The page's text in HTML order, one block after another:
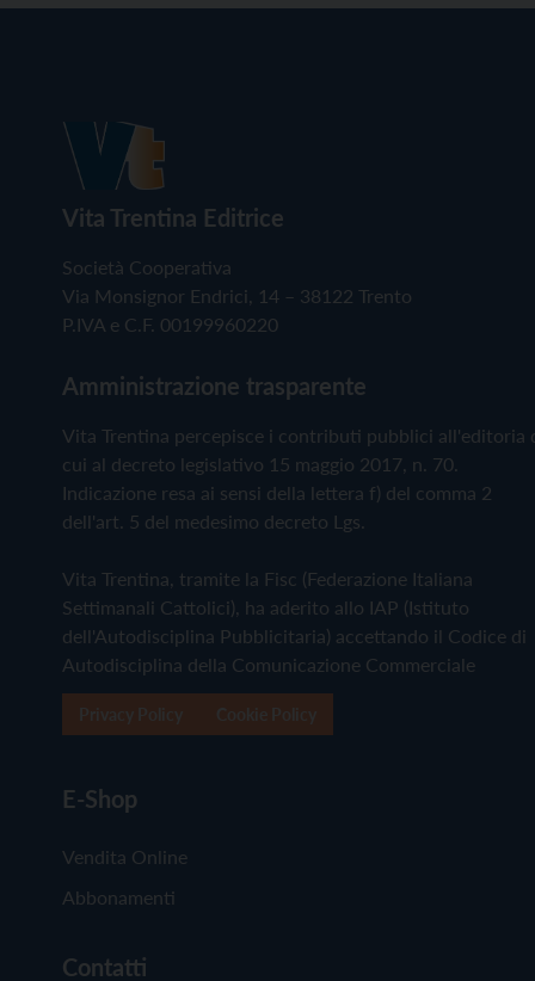
Vita Trentina Editrice
Società Cooperativa
Via Monsignor Endrici, 14 – 38122 Trento
P.IVA e C.F. 00199960220
Amministrazione trasparente
Vita Trentina percepisce i contributi pubblici all'editoria
cui al decreto legislativo 15 maggio 2017, n. 70.
Indicazione resa ai sensi della lettera f) del comma 2
dell'art. 5 del medesimo decreto Lgs.
Vita Trentina, tramite la Fisc (Federazione Italiana
Settimanali Cattolici), ha aderito allo IAP (Istituto
dell'Autodisciplina Pubblicitaria) accettando il Codice di
Autodisciplina della Comunicazione Commerciale
E-Shop
Vendita Online
Abbonamenti
Contatti